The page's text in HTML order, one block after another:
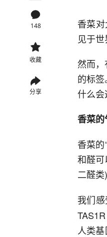
148
收藏
分享
香菜
见于世
然而，
的标
什么会
香菜的
香菜
和醛
二醛
我们
人类